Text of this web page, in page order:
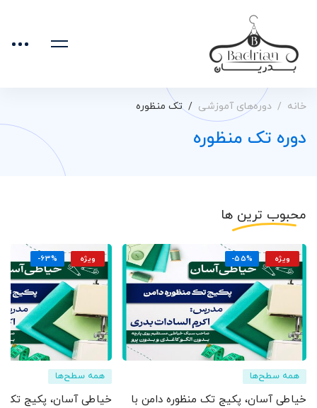
خانه دوره‌های آموزشی تک منظوره
دوره تک منظوره
محبوب ترین ها
ویژه -55%
همه سطح‌ها
خیاطی آسان، پکیج تک منظوره دامن با
ویژه -63%
همه سطح‌ها
خیاطی آسان، پکیج تک